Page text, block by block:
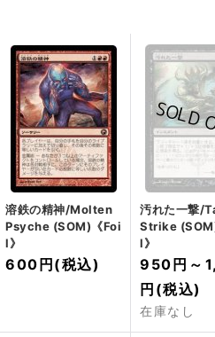
溶鉄の精神/Molten
Psyche (SOM)《Foi
l》
600円 (税込)
汚れた一撃/
Strike
l》
950円 ～
円 (税込)
在庫なし